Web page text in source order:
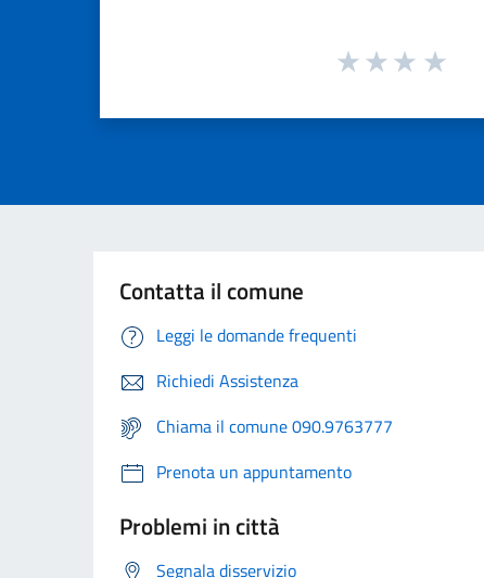
Contatta il comune
Leggi le domande frequenti
Richiedi Assistenza
Chiama il comune 090.9763777
Prenota un appuntamento
Problemi in città
Segnala disservizio